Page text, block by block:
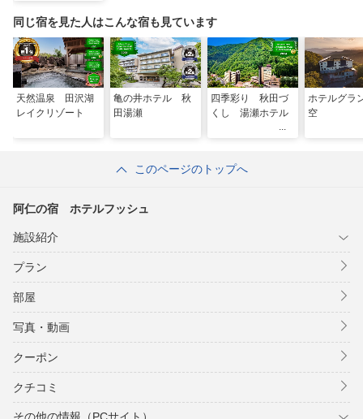
同じ宿を見た人はこんな宿も見ています
天然温泉 田沢湖
レイクリゾート
亀の井ホテル 秋
田湯瀬
四季彩り 秋田づ
くし 湯瀬ホテル
ホテルグラ
空
このページのトップへ
阿仁の宿 ホテルフッシュ
施設紹介
プラン
部屋
写真・動画
クーポン
クチコミ